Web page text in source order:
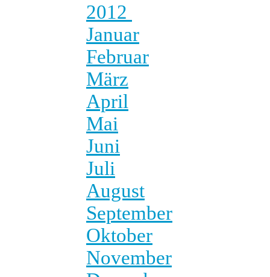
2012
Januar
Februar
März
April
Mai
Juni
Juli
August
September
Oktober
November